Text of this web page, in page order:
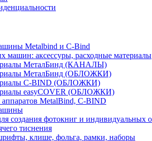
Metalbind и C-Bind
машин: аксессуры, расходные материалы
МеталБинд (КАНАЛЫ)
МеталБинд (ОБЛОЖКИ)
C-BIND (ОБЛОЖКИ)
easyCOVER (ОБЛОЖКИ)
аппаратов MetalBind, C-BIND
создания фотокниг и индивидуальных
тиснения
клише, фольга, рамки, наборы